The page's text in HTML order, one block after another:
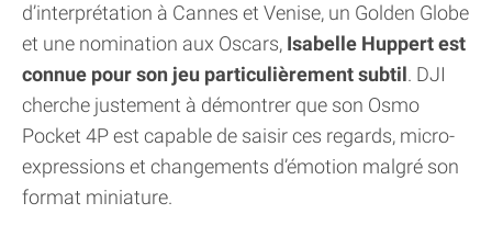
d’interprétation à Cannes et Venise, un Golden Globe
et une nomination aux Oscars, Isabelle Huppert est
connue pour son jeu particulièrement subtil. DJI
cherche justement à démontrer que son Osmo
Pocket 4P est capable de saisir ces regards, micro-
expressions et changements d’émotion malgré son
format miniature.